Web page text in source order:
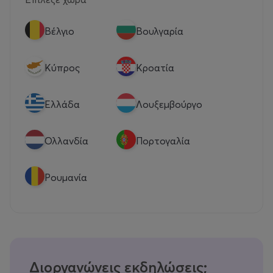
Βέλγιο Βουλγαρία
Κύπρος Κροατία
Eλλάδα Λουξεμβούργο
Ολλανδία Πορτογαλία
Ρουμανία
Διοργανώνεις εκδηλώσεις;